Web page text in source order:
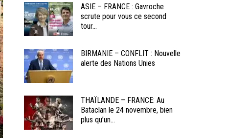
ASIE – FRANCE : Gavroche
scrute pour vous ce second
tour...
BIRMANIE – CONFLIT : Nouvelle
alerte des Nations Unies
THAÏLANDE – FRANCE: Au
Bataclan le 24 novembre, bien
plus qu’un...